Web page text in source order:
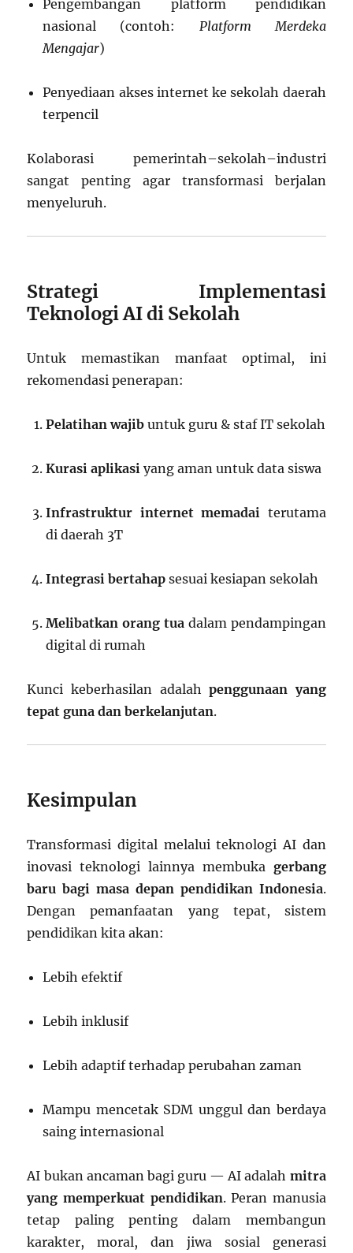
Pengembangan platform pendidikan
nasional (contoh: Platform Merdeka
Mengajar)
Penyediaan akses internet ke sekolah daerah
terpencil
Kolaborasi pemerintah–sekolah–industri
sangat penting agar transformasi berjalan
menyeluruh.
Strategi Implementasi
Teknologi AI di Sekolah
Untuk memastikan manfaat optimal, ini
rekomendasi penerapan:
Pelatihan wajib untuk guru & staf IT sekolah
Kurasi aplikasi yang aman untuk data siswa
Infrastruktur internet memadai terutama
di daerah 3T
Integrasi bertahap sesuai kesiapan sekolah
Melibatkan orang tua dalam pendampingan
digital di rumah
Kunci keberhasilan adalahpenggunaan yang
tepat guna dan berkelanjutan.
Kesimpulan
Transformasi digital melalui teknologi AI dan
inovasi teknologi lainnya membuka gerbang
baru bagi masa depan pendidikan Indonesia.
Dengan pemanfaatan yang tepat, sistem
pendidikan kita akan:
Lebih efektif
Lebih inklusif
Lebih adaptif terhadap perubahan zaman
Mampu mencetak SDM unggul dan berdaya
saing internasional
AI bukan ancaman bagi guru — AI adalah mitra
yang memperkuat pendidikan. Peran manusia
tetap paling penting dalam membangun
karakter, moral, dan jiwa sosial generasi